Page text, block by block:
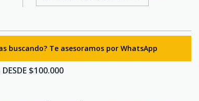
buscando? Te asesoramos por WhatsApp
$100.000